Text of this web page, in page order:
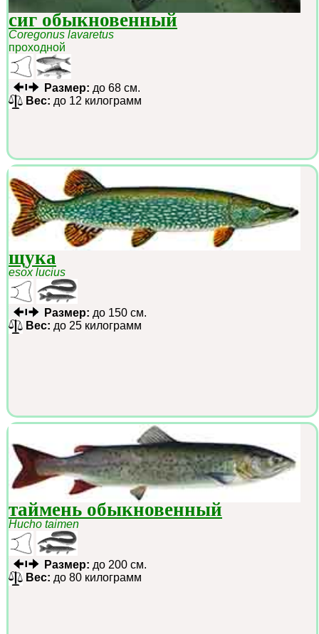
сиг обыкновенный
Coregonus lavaretus
проходной
Размер: до 68 см.
Вес: до 12 килограмм
щука
esox lucius
Размер: до 150 см.
Вес: до 25 килограмм
таймень обыкновенный
Hucho taimen
Размер: до 200 см.
Вес: до 80 килограмм